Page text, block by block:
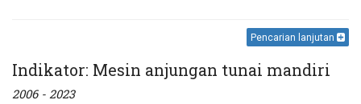
Pencarian lanjutan
Indikator: Mesin anjungan tunai mandiri
2006 - 2023